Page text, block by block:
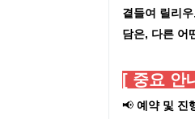
곁들여 릴리
담은, 다른 어
[ 중요 안
📢 예약 및 진